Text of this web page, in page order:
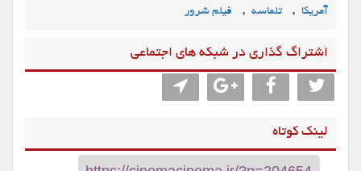
آمریکا , تلماسه , فیلم شرور
اشتراگ گذاری در شبکه های اجتماعی
لینک کوتاه